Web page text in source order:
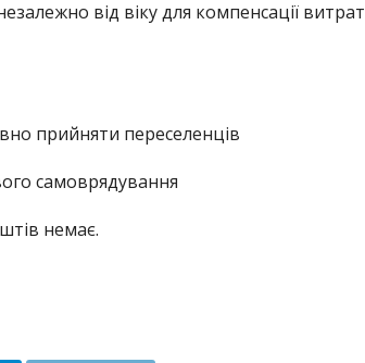
від віку для компенсації витрат
прийняти переселенців
самоврядування
немає.